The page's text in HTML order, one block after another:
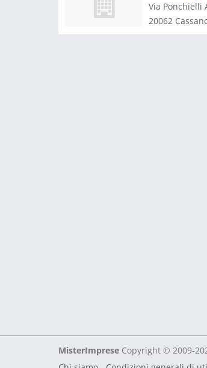
Via Ponchielli
20062
MisterImprese Copyright © 2009-